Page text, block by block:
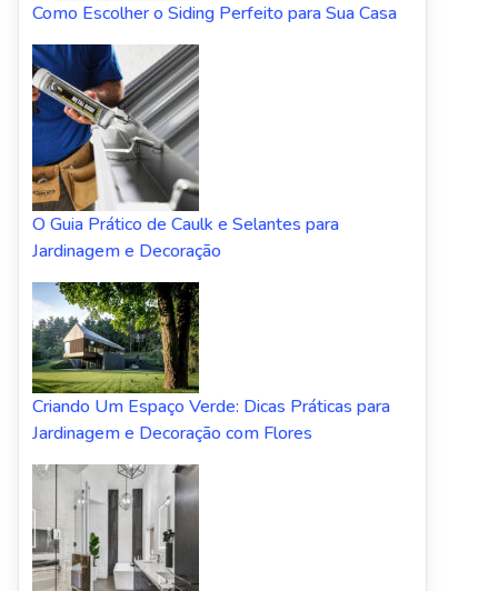
Como Escolher o Siding Perfeito para Sua Casa
O Guia Prático de Caulk e Selantes para
Jardinagem e Decoração
Criando Um Espaço Verde: Dicas Práticas para
Jardinagem e Decoração com Flores